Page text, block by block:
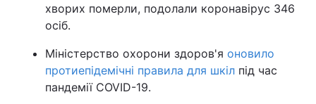
хворих померли, подолали коронавірус 346
осіб.
Міністерство охорони здоров'я оновило
протиепідемічні правила для шкіл під час
пандемії COVID-19.